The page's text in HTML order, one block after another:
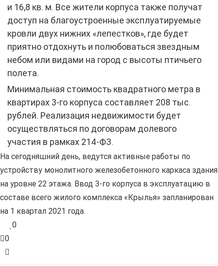
и 16,8 кв. м. Все жители корпуса также получат
доступ на благоустроенные эксплуатируемые
кровли двух нижних «лепестков», где будет
приятно отдохнуть и полюбоваться звездным
небом или видами на город с высоты птичьего
полета.
Минимальная стоимость квадратного метра в
квартирах 3-го корпуса составляет 208 тыс.
рублей. Реализация недвижимости будет
осуществляться по договорам долевого
участия в рамках 214-ФЗ.
На сегодняшний день, ведутся активные работы по
устройству монолитного железобетонного каркаса здания
на уровне 22 этажа. Ввод 3-го корпуса в эксплуатацию в
составе всего жилого комплекса «Крылья» запланирован
на 1 квартал 2021 года.
0
0